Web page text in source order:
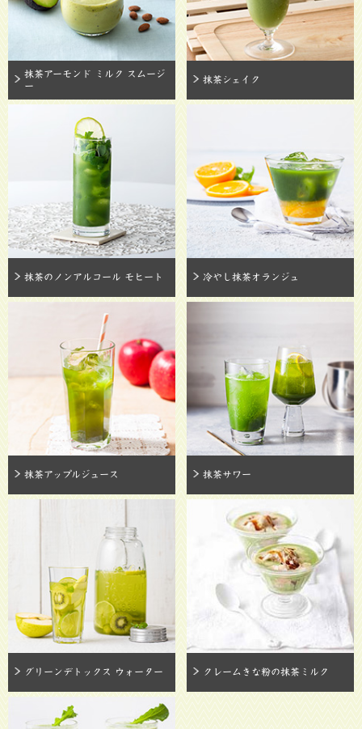
抹茶アーモンド ミルク スムージ
ー
抹茶シェイク
抹茶のノンアルコール モヒート 冷やし抹茶オランジュ
抹茶アップルジュース 抹茶サワー
グリーンデトックス ウォーター クレームきな粉の抹茶ミルク